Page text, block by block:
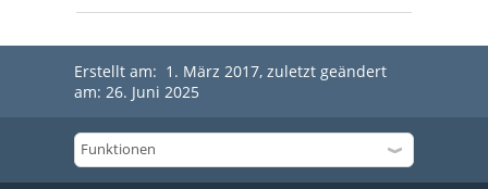
Erstellt am: 1. März 2017, zuletzt geändert
am: 26. Juni 2025